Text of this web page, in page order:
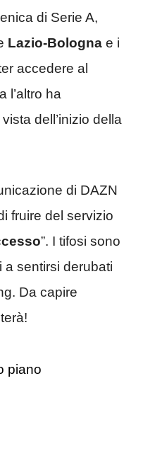
di Serie A,
Lazio-Bologna e i
accedere al
l’altro ha
dell’inizio della
di DAZN
fruire del servizio
”. I tifosi sono
a sentirsi derubati
Da capire
piano